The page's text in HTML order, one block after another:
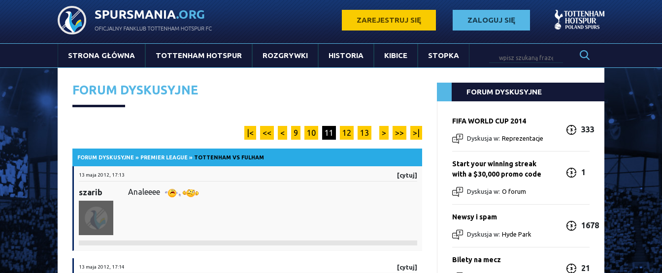
ZAREJESTRUJ SIĘ ZALOGUJ SIĘ
STRONA GŁÓWNA TOTTENHAM HOTSPUR ROZGRYWKI HISTORIA KIBICE STOPKA
FORUM DYSKUSYJNE
|< << < 9 10 11 12 13 > >> >|
FORUM DYSKUSYJNE » PREMIER LEAGUE » TOTTENHAM VS FULHAM
13 maja 2012, 17:13 [cytuj]
szarib Analeeee
13 maja 2012, 17:14 [cytuj]
FORUM DYSKUSYJNE
FIFA WORLD CUP 2014
Dyskusja w: Reprezentacje
333
Start your winning streak
with a $30,000 promo code
Dyskusja w: O forum
1
Newsy i spam
Dyskusja w: Hyde Park
1678
Bilety na mecz
21